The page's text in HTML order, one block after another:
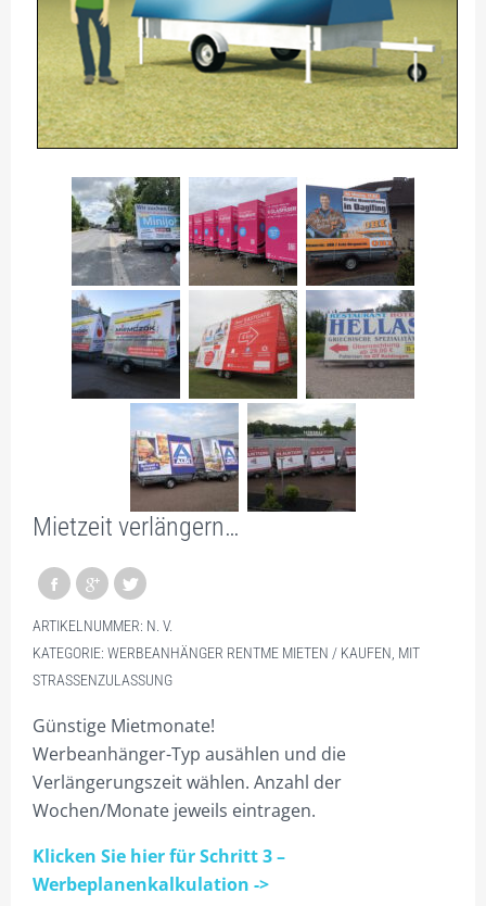
KOMBIMEDI: LKW+STAND.
KOMBIMAXI: LKW + BIG
KOMBITREKKER + BIG
GALERIE
SHOP NUR FÜR GEWERBETREIBENDE!
DIVISIONSPARTNER
PLZ 6
PLZ 7
PLZ 8
PLZ 9
MEIN KONTO
ANMELDEN
BESTELLVORGANG
Mietzeit verlängern…
ARTIKELNUMMER: N. V.
KATEGORIE: WERBEANHÄNGER RENTME MIETEN / KAUFEN, MIT
STRASSENZULASSUNG
Günstige Mietmonate!
Werbeanhänger-Typ ausählen und die
Verlängerungszeit wählen. Anzahl der
Wochen/Monate jeweils eintragen.
Klicken Sie hier für Schritt 3 –
Werbeplanenkalkulation ->